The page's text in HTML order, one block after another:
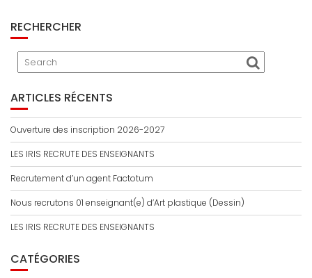
RECHERCHER
ARTICLES RÉCENTS
Ouverture des inscription 2026-2027
LES IRIS RECRUTE DES ENSEIGNANTS
Recrutement d’un agent Factotum
Nous recrutons 01 enseignant(e) d’Art plastique (Dessin)
LES IRIS RECRUTE DES ENSEIGNANTS
CATÉGORIES